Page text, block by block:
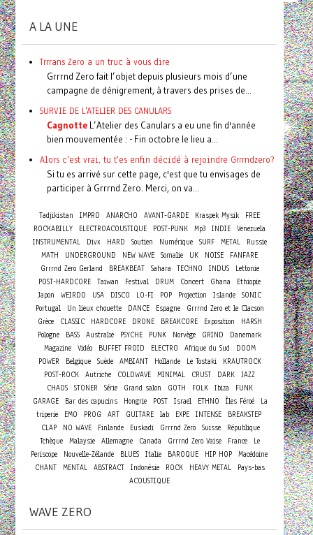
A LA UNE
Trrrans Zero a un truc à vous dire
Grrrnd Zero fait l’objet depuis plusieurs mois d’une
campagne de dénigrement, à travers des prises de...
SURVIE DE L'ATELIER DES CANULARS
CagnotteL’Atelier des Canulars a eu une fin d'année
bien mouvementée : - Fin octobre le lieu a...
Alors c'est vrai, tu t'es enfin décidé à rejoindre Grrrndzero?
Si tu es arrivé sur cette page, c'est que tu envisages de
participer à Grrrnd Zero. Merci, on va...
Tadjikistan IMPRO ANARCHO AVANT-GARDE Kraspek Mysik
FREE
ROCKABILLY
ELECTROACOUSTIQUE POST-PUNK Mp3 INDIE Venezuela
INSTRUMENTAL
Divx HARD Soutien Numérique SURF METAL
Russie
MATH
UNDERGROUND NEW WAVE Somalie UK NOISE
FANFARE
Grrrnd Zero Gerland
BREAKBEAT Sahara TECHNO INDUS
Lettonie
POST-HARDCORE Taiwan Festival DRUM Concert Ghana
Ethiopie
Japon
WEIRDO USA DISCO LO-FI POP Projection Islande SONIC
Portugal
Un lieux chouette DANCE Espagne
Grrrnd Zero et le Clacson
Grèce
CLASSIC HARDCORE DRONE BREAKCORE Exposition
HARSH
Pologne
BASS Australie PSYCHE PUNK Norvège GRIND
Danemark
Magazine
Vidéo BUFFET FROID ELECTRO Afrique du Sud
DOOM
POWER
Belgique Suède AMBIANT Hollande Le Tostaki
KRAUTROCK
POST-ROCK Autriche COLDWAVE MINIMAL CRUST DARK JAZZ
CHAOS
STONER Série Grand salon GOTH FOLK Ibiza
FUNK
GARAGE
Bar des capucins Hongrie POST Israel ETHNO Îles Féroé
La
triperie
EMO PROG ART GUITARE lab EXPE INTENSE
BREAKSTEP
CLAP
NO WAVE Finlande Euskadi Grrrnd Zero Suisse
République
Tchèque
Malaysie Allemagne Canada Grrrnd Zero Vaise France
Le
Periscope
Nouvelle-Zélande BLUES Italie BAROQUE HIP HOP
Macédoine
CHANT
MENTAL ABSTRACT Indonésie ROCK HEAVY METAL
Pays-bas
ACOUSTIQUE
WAVE ZERO